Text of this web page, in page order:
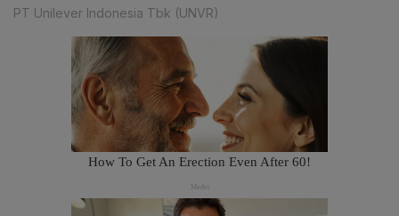
PT Unilever Indonesia Tbk (UNVR)